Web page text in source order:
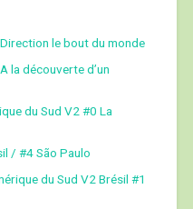
le bout du monde
la découverte d’un
du Sud V2 #0 La
/ #4 São Paulo
du Sud V2 Brésil #1